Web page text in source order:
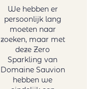
We hebben er
persoonlijk lang
moeten naar
zoeken, maar met
deze Zero
Sparkling van
Domaine Sauvion
hebben we